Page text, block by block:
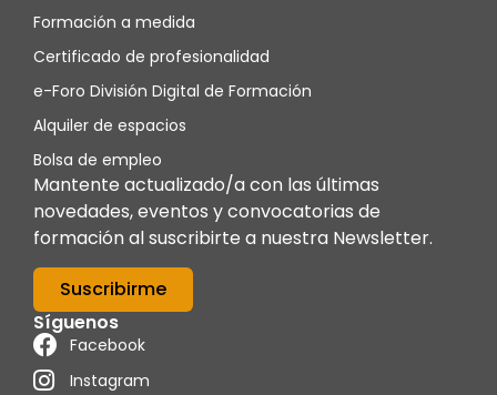
Formación a medida
Certificado de profesionalidad
e-Foro División Digital de Formación
Alquiler de espacios
Bolsa de empleo
Mantente actualizado/a con las últimas
novedades, eventos y convocatorias de
formación al suscribirte a nuestra Newsletter.
Suscribirme
Síguenos
Facebook
Instagram